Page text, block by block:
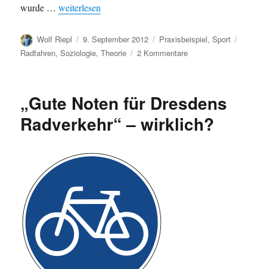
wurde …„Soziologische Anmerkung zum „Fall Lance
weiterlesen
Autor
Wolf Riepl
Veröffentlicht
am
9. September 2012 Kategorien
Praxisbeispiel,Sport
Radfahren,Soziologie,Theorie 2 Kommentarezu
„Fall
Armstrong“
„Gute Noten für Dresdens
Radverkehr“ – wirklich?